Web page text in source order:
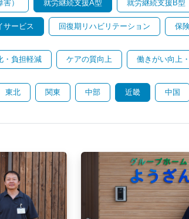
） 就労継続支援A型 就労継続支援B型
サービス 回復期リハビリテーション 保
・負担軽減 ケアの質向上 働きがい向上
東北 関東 中部 近畿 中国